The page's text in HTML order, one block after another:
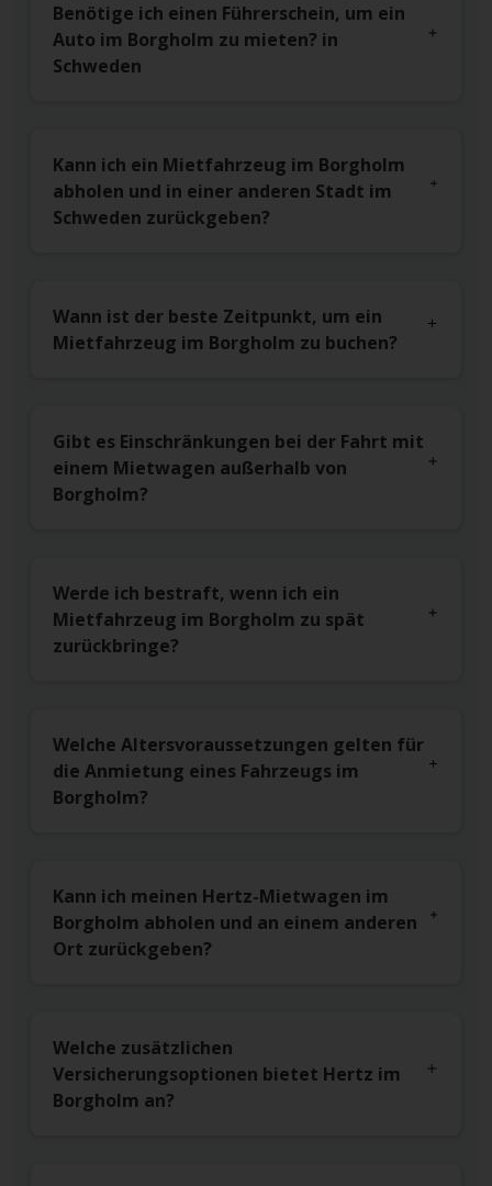
Benötige ich einen Führerschein, um ein
Auto im Borgholm zu mieten? in
Schweden
Kann ich ein Mietfahrzeug im Borgholm
abholen und in einer anderen Stadt im
Schweden zurückgeben?
Wann ist der beste Zeitpunkt, um ein
Mietfahrzeug im Borgholm zu buchen?
Gibt es Einschränkungen bei der Fahrt mit
einem Mietwagen außerhalb von
Borgholm?
Werde ich bestraft, wenn ich ein
Mietfahrzeug im Borgholm zu spät
zurückbringe?
Welche Altersvoraussetzungen gelten für
die Anmietung eines Fahrzeugs im
Borgholm?
Kann ich meinen Hertz-Mietwagen im
Borgholm abholen und an einem anderen
Ort zurückgeben?
Welche zusätzlichen
Versicherungsoptionen bietet Hertz im
Borgholm an?